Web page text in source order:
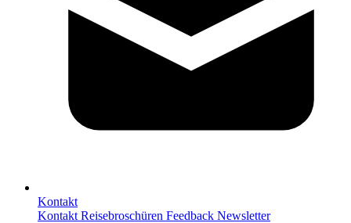
Kontakt
Kontakt Reisebroschüren Feedback Newsletter